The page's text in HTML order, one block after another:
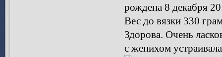
рождена 8 декабря
Вес до вязки 330
Здорова. Очень
с женихом